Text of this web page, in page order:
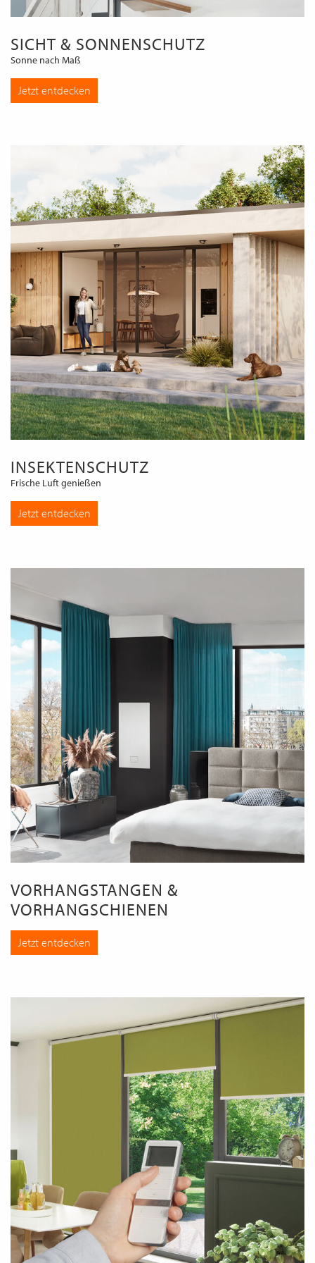
SICHT & SONNENSCHUTZ
Sonne nach Maß
Jetzt entdecken
INSEKTENSCHUTZ
Frische Luft genießen
Jetzt entdecken
VORHANGSTANGEN &
VORHANGSCHIENEN
Jetzt entdecken